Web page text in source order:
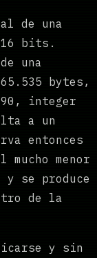
de una
bits.
una
bytes,
integer
a un
entonces
menor
se produce
de la
y sin